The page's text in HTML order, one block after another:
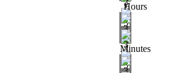
Hours
Minutes